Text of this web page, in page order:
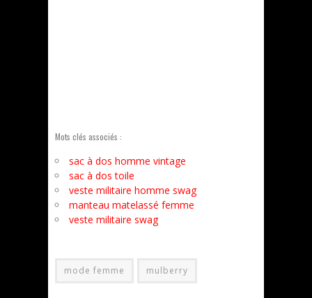
Mots clés associés :
sac à dos homme vintage
sac à dos toile
veste militaire homme swag
manteau matelassé femme
veste militaire swag
mode femme mulberry